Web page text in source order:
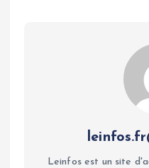
Leinfos est un site